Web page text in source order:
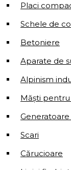
Placi
Schele de
Betoniere
Aparate de
Alpinism
Măști
Scari
Cărucioare